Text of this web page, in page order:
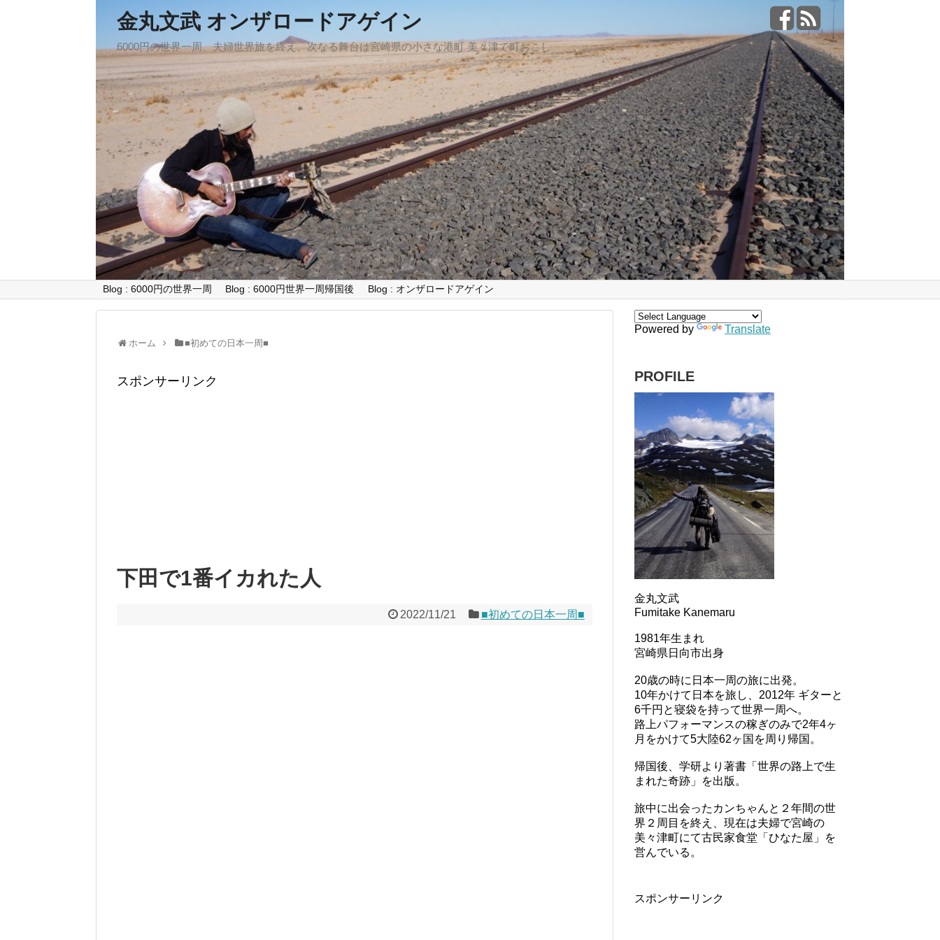
金丸文武 オンザロードアゲイン
6000円の世界一周、夫婦世界旅を終え、次なる舞台は宮崎県の小さな港町 美々津で町おこし
Blog : 6000円の世界一周 Blog : 6000円世界一周帰国後 Blog : オンザロードアゲイン
ホーム ■初めての日本一周■
スポンサーリンク
下田で1番イカれた人
2022/11/21 ■初めての日本一周■
Powered by Translate
PROFILE
金丸文武
Fumitake Kanemaru
1981年生まれ
宮崎県日向市出身
20歳の時に日本一周の旅に出発。
10年かけて日本を旅し、2012年 ギターと
6千円と寝袋を持って世界一周へ。
路上パフォーマンスの稼ぎのみで2年4ヶ
月をかけて5大陸62ヶ国を周り帰国。
帰国後、学研より著書「世界の路上で生
まれた奇跡」を出版。
旅中に出会ったカンちゃんと２年間の世
界２周目を終え、現在は夫婦で宮崎の
美々津町にて古民家食堂「ひなた屋」を
営んでいる。
スポンサーリンク